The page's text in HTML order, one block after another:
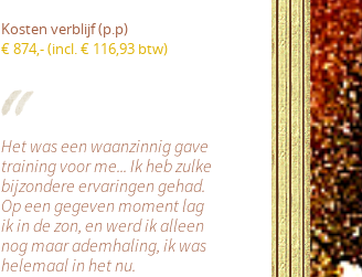
Kosten verblijf (p.p)
€ 874,- (incl. € 116,93 btw)
Het was een waanzinnig gave
training voor me... Ik heb zulke
bijzondere ervaringen gehad.
Op een gegeven moment lag
ik in de zon, en werd ik alleen
nog maar ademhaling, ik was
helemaal in het nu.